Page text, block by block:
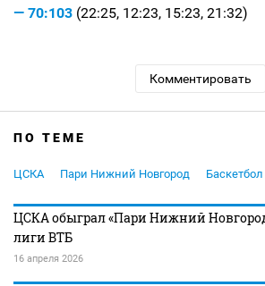
— 70:103 (22:25, 12:23, 15:23, 21:32)
Комментировать
ПО ТЕМЕ
ЦСКА Пари Нижний Новгород Баскетбол
ЦСКА обыграл «Пари Нижний
лиги ВТБ
16 апреля 2026